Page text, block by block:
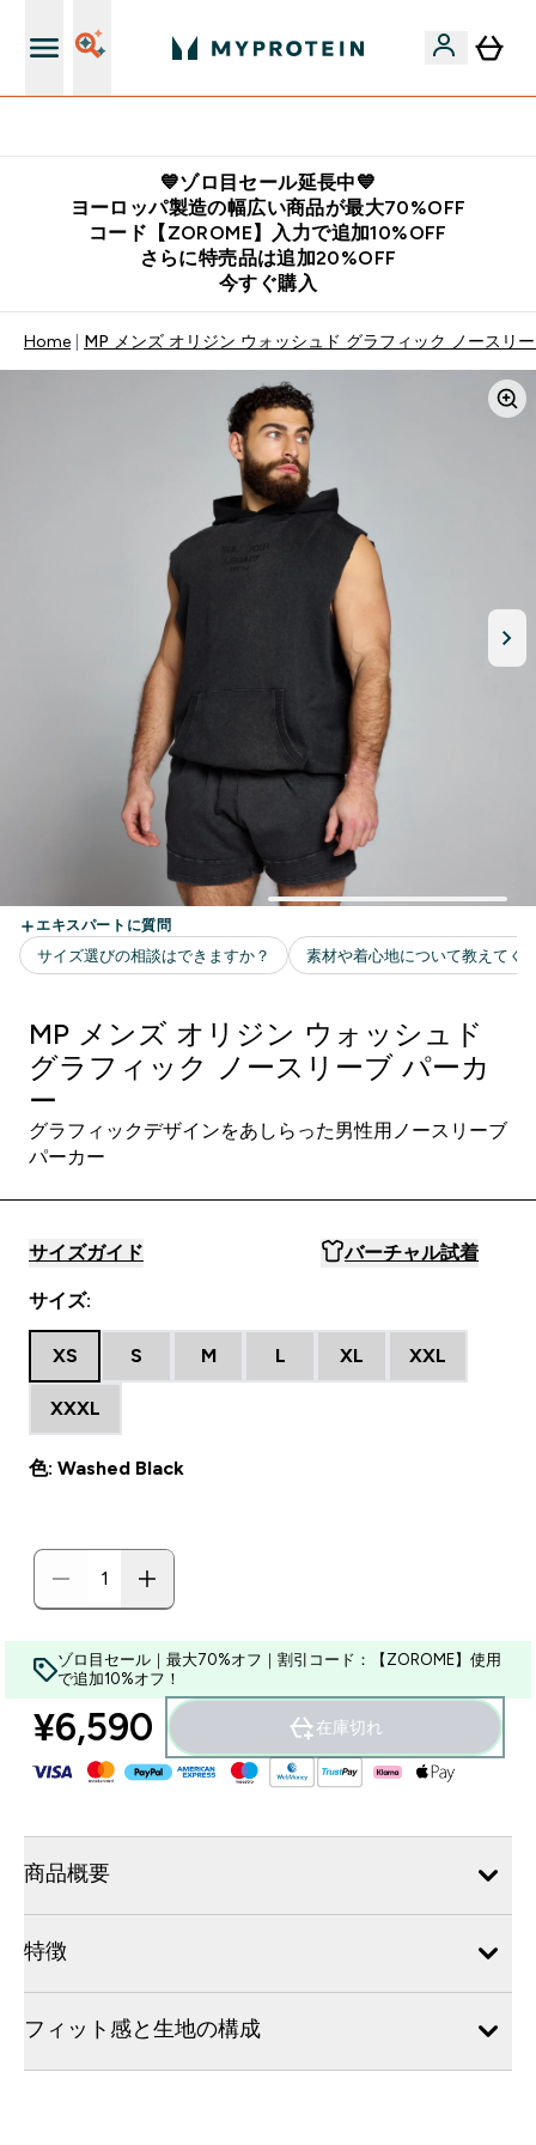
💙ゾロ目セール延長中💙
ヨーロッパ製造の幅広い商品が最大70%OFF
コード【ZOROME】入力で追加10%OFF
さらに特売品は追加20%OFF
今すぐ購入
Home MP メンズ オリジン ウォッシュド グラフィック ノースリ
MP メンズ オリジン ウォッシュド
グラフィック ノースリーブ パーカ
ー
グラフィックデザインをあしらった男性用ノースリーブ
パーカー
サイズガイド バーチャル試着
サイズ:
XS S M L XL XXL
XXXL
色: Washed Black
ゾロ目セール｜最大70%オフ｜割引コード：【ZOROME】使用
で追加10%オフ！
¥6,590‎ 在庫切れ
商品概要
特徴
フィット感と生地の構成